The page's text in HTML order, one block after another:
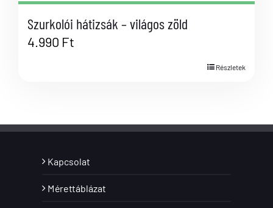
Szurkolói hátizsák – világos zöld
4.990 Ft
Részletek
Kapcsolat
Mérettáblázat